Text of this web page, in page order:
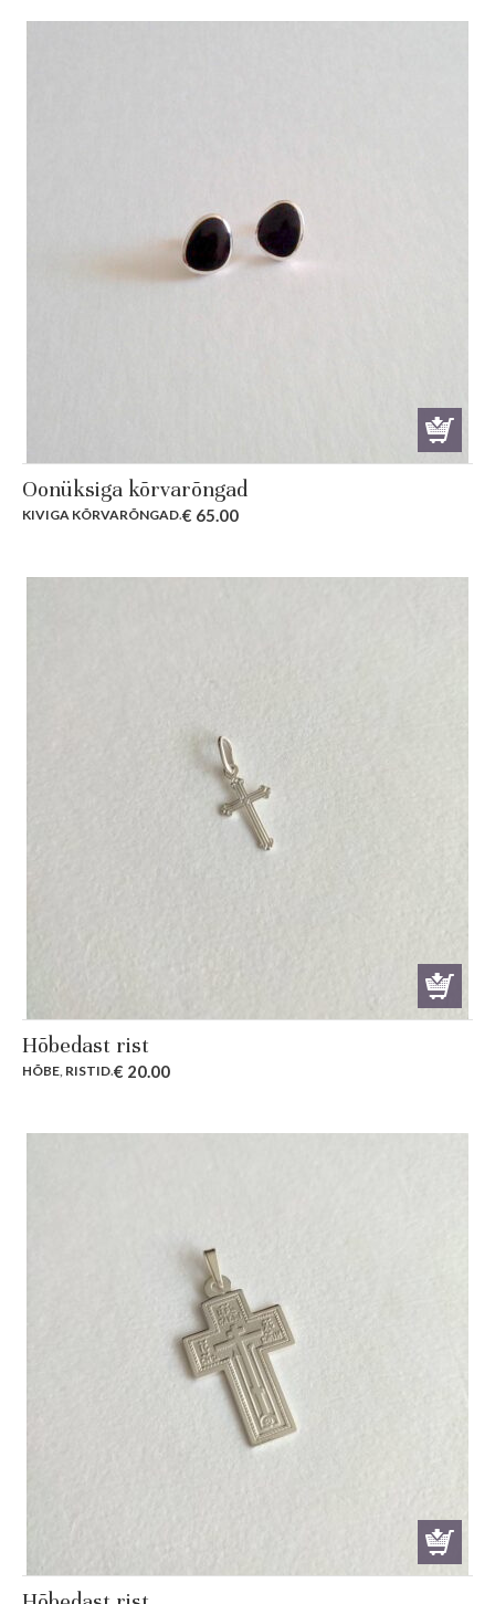
Oonüksiga kõrvarõngad
KIVIGA KÕRVARÕNGAD.€ 65.00
Hõbedast rist
HÕBE RISTID.€ 20.00